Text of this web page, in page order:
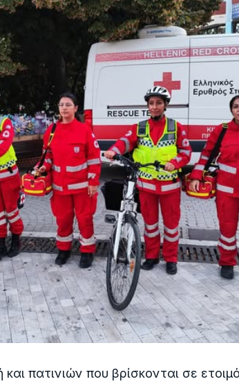
πατινιών που βρίσκονται σε